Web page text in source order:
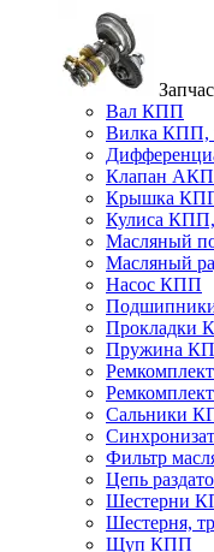
Вал КПП
Вилка КПП,
Клапан
Крышка
Кулиса
Масляный
Масляный
Насос КПП
Прокладки
Пружина
Сальники
Фильтр
Цепь
Шестерни
Шестерня,
Щуп КПП